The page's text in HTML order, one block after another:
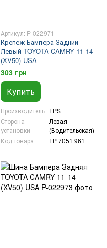
Артикул: P-022971
Крепеж Бампера Задний
Левый TOYOTA CAMRY 11-14
(XV50) USA
303 грн
Купить
Производитель FPS
Сторона
установки
Левая
(Водительская)
Код товара
FP 7051 961